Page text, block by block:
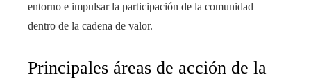
entorno e impulsar la participación de la comunidad
dentro de la cadena de valor.
Principales áreas de acción de la